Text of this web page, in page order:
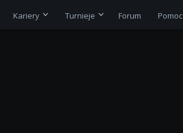
Kariery Turnieje Forum Pomoc